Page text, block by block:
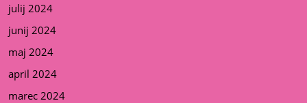
julij 2024
junij 2024
maj 2024
april 2024
marec 2024